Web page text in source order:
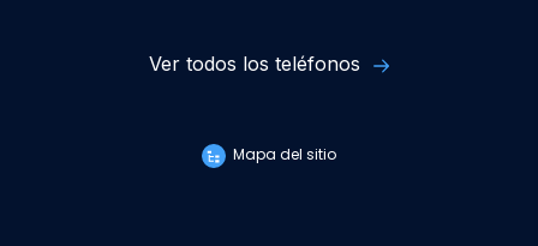
Ver todos los teléfonos
Mapa del sitio